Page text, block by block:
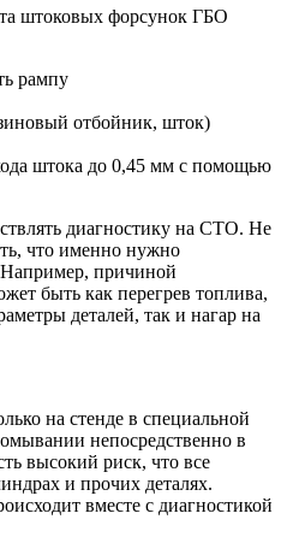
штоковых форсунок ГБО
рампу
отбойник, шток)
штока до 0,45 мм с помощью
диагностику на СТО. Не
что именно нужно
причиной
быть как перегрев топлива,
деталей, так и нагар на
на стенде в специальной
непосредственно в
высокий риск, что все
и прочих деталях.
вместе с диагностикой